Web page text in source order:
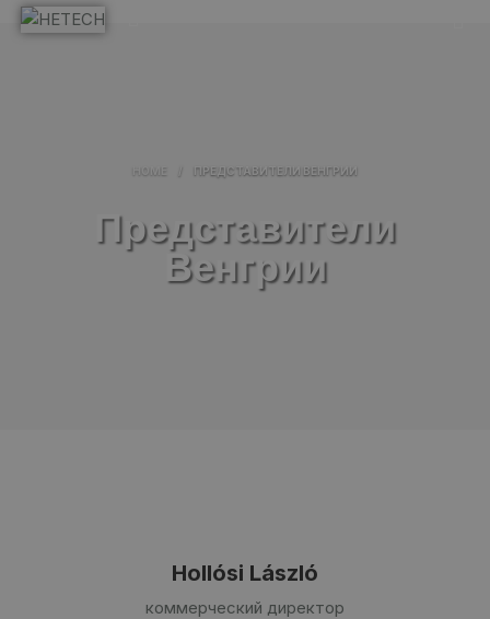
HOME / ПРЕДСТАВИТЕЛИ ВЕНГРИИ
Представители
Венгрии
Hollósi László
коммерческий директор